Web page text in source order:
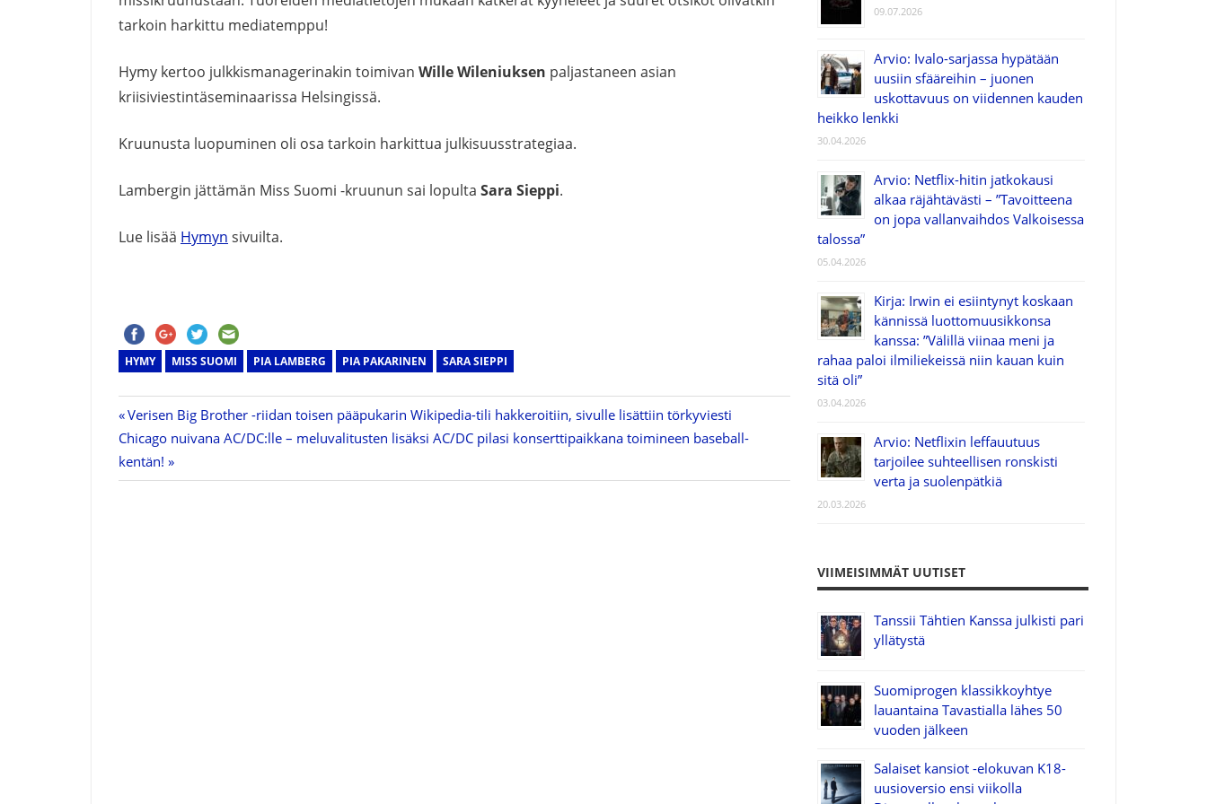
tarkoin harkittu mediatemppu!
Hymy kertoo julkkismanagerinakin toimivan Wille Wileniuksen paljastaneen asian
kriisiviestintäseminaarissa Helsingissä.
Kruunusta luopuminen oli osa tarkoin harkittua julkisuusstrategiaa.
Lambergin jättämän Miss Suomi -kruunun sai lopulta Sara Sieppi.
Lue lisää Hymyn sivuilta.
HYMY MISS SUOMI PIA LAMBERG PIA PAKARINEN SARA SIEPPI
Artikkelien
selaus
Previous
Post:
Verisen Big Brother -riidan toisen pääpukarin Wikipedia-tili hakkeroitiin, sivulle lisättiin törkyviesti
Next
Post:
Chicago nuivana AC/DC:lle – meluvalitusten lisäksi AC/DC pilasi konserttipaikkana toimineen baseball-
kentän!
09.07.2026
Arvio: Ivalo-sarjassa hypätään
uusiin sfääreihin – juonen
uskottavuus on viidennen kauden
heikko lenkki
30.04.2026
Arvio: Netflix-hitin jatkokausi
alkaa räjähtävästi – ”Tavoitteena
on jopa vallanvaihdos Valkoisessa
talossa”
05.04.2026
Kirja: Irwin ei esiintynyt koskaan
kännissä luottomuusikkonsa
kanssa: ”Välillä viinaa meni ja
rahaa paloi ilmiliekeissä niin kauan kuin
sitä oli”
03.04.2026
Arvio: Netflixin leffauutuus
tarjoilee suhteellisen ronskisti
verta ja suolenpätkiä
20.03.2026
VIIMEISIMMÄT UUTISET
Tanssii Tähtien Kanssa julkisti pari
yllätystä
Suomiprogen klassikkoyhtye
lauantaina Tavastialla lähes 50
vuoden jälkeen
Salaiset kansiot -elokuvan K18-
uusioversio ensi viikolla